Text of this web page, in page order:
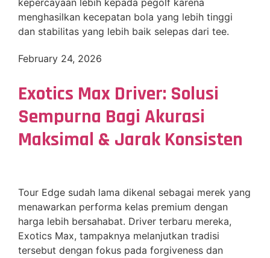
kepercayaan lebih kepada pegolf karena
menghasilkan kecepatan bola yang lebih tinggi
dan stabilitas yang lebih baik selepas dari tee.
February 24, 2026
Exotics Max Driver: Solusi
Sempurna Bagi Akurasi
Maksimal & Jarak Konsisten
Tour Edge sudah lama dikenal sebagai merek yang
menawarkan performa kelas premium dengan
harga lebih bersahabat. Driver terbaru mereka,
Exotics Max, tampaknya melanjutkan tradisi
tersebut dengan fokus pada forgiveness dan